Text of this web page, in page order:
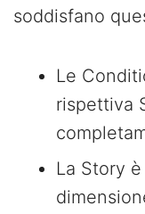
soddisfano
Le
rispettiva
La Story